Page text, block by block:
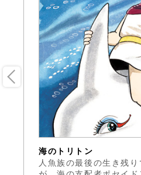
海のトリトン
人魚族の最後の生き残